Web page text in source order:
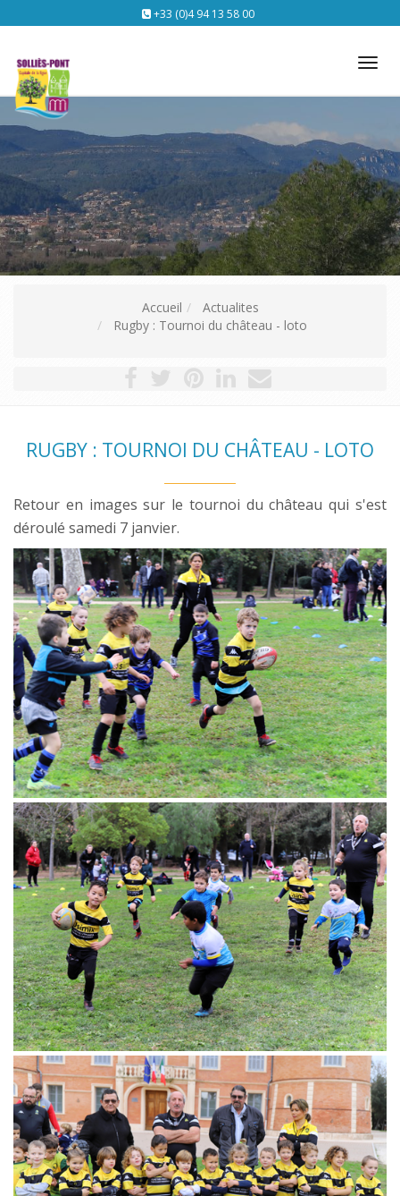
+33 (0)4 94 13 58 00
Accueil
Actualites
Rugby : Tournoi du château - loto
RUGBY : TOURNOI DU CHÂTEAU - LOTO
Retour en images sur le tournoi du château qui s'est
déroulé samedi 7 janvier.